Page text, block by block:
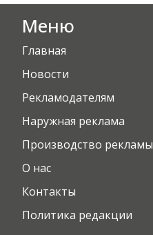
Меню
Главная
Новости
Рекламодателям
Наружная реклама
Производство рекламы
О нас
Контакты
Политика редакции